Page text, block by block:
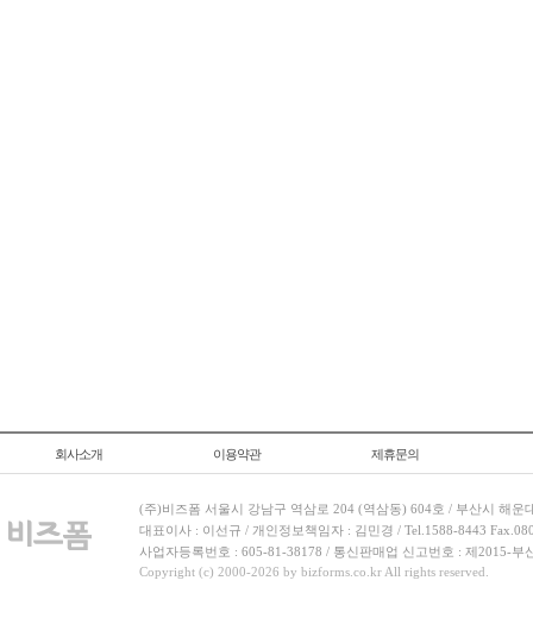
회사소개 이용약관 제휴문의
(주)비즈폼 서울시 강남구 역삼로 204 (역삼동) 604호 / 부산시 해운
대표이사 : 이선규 / 개인정보책임자 : 김민경 / Tel.1588-8443
사업자등록번호 : 605-81-38178 / 통신판매업 신고번호 : 제2015-부
Copyright (c) 2000-2026 by bizforms.co.kr All rights reserved.